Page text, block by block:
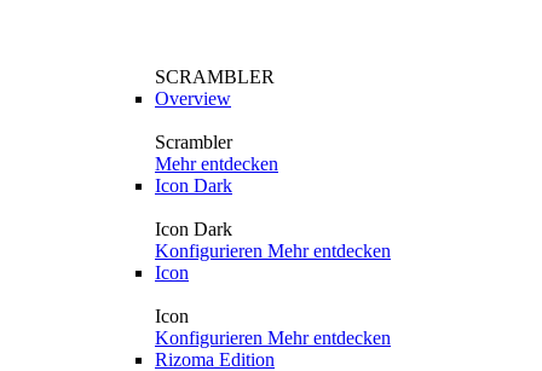
SCRAMBLER
Overview
Scrambler
Mehr entdecken
Icon Dark
Icon Dark
Konfigurieren Mehr entdecken
Icon
Icon
Konfigurieren Mehr entdecken
Rizoma Edition